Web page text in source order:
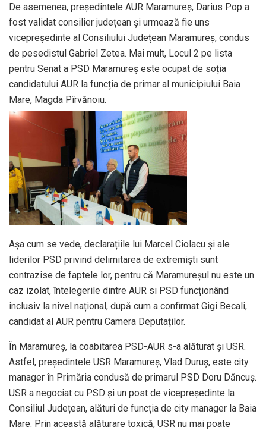
De asemenea, președintele AUR Maramureș, Darius Pop a
fost validat consilier județean și urmează fie uns
vicepreședinte al Consiliului Județean Maramureș, condus
de pesedistul Gabriel Zetea. Mai mult, Locul 2 pe lista
pentru Senat a PSD Maramureș este ocupat de soția
candidatului AUR la funcția de primar al municipiului Baia
Mare, Magda Pîrvănoiu.
Așa cum se vede, declarațiile lui Marcel Ciolacu și ale
liderilor PSD privind delimitarea de extremiști sunt
contrazise de faptele lor, pentru că Maramureșul nu este un
caz izolat, întelegerile dintre AUR si PSD funcționând
inclusiv la nivel național, după cum a confirmat Gigi Becali,
candidat al AUR pentru Camera Deputaților.
În Maramureș, la coabitarea PSD-AUR s-a alăturat și USR.
Astfel, președintele USR Maramureș, Vlad Duruș, este city
manager în Primăria condusă de primarul PSD Doru Dăncuș.
USR a negociat cu PSD și un post de vicepreședinte la
Consiliul Județean, alături de funcția de city manager la Baia
Mare. Prin această alăturare toxică, USR nu mai poate